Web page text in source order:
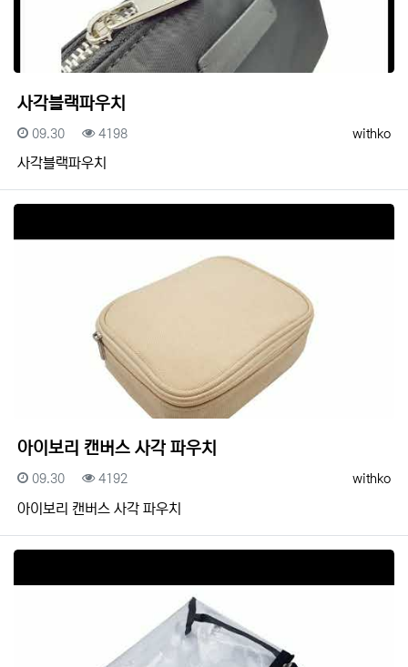
사각블랙파우치
등록자
withko
등록일
09.30 조회
4198
사각블랙파우치
아이보리 캔버스 사각 파우치
등록자
withko
등록일
09.30 조회
4192
아이보리 캔버스 사각 파우치